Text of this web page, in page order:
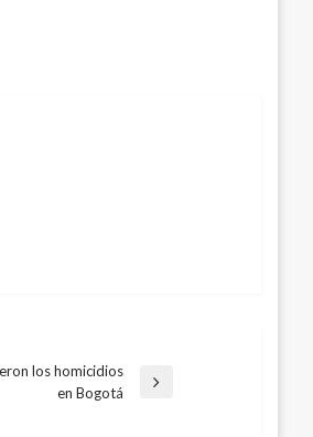
los homicidios
en Bogotá